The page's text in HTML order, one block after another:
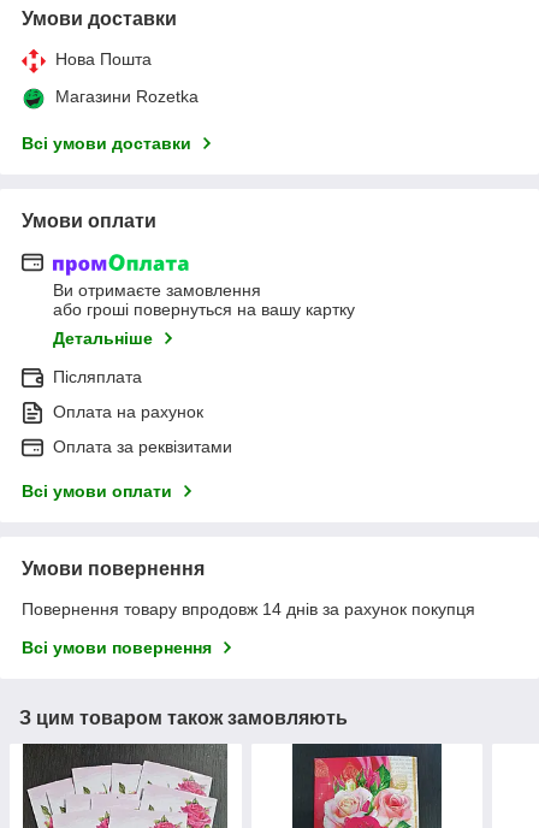
Умови доставки
Нова Пошта
Магазини Rozetka
Всі умови доставки
Умови оплати
Ви отримаєте замовлення
або гроші повернуться на вашу картку
Детальніше
Післяплата
Оплата на рахунок
Оплата за реквізитами
Всі умови оплати
Умови повернення
Повернення товару впродовж 14 днів за рахунок покупця
Всі умови повернення
З цим товаром також замовляють